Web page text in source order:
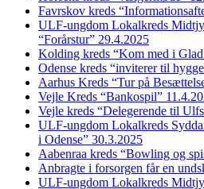
Favrskov kreds
ULF-ungdom Lokalkreds
“Forårstur” 29.4.2025
Kolding kreds “Kom med i
Odense kreds “inviterer til
Aarhus Kreds “Tur på
Vejle Kreds “Bankospil”
Vejle kreds “Delegerende til
ULF-ungdom Lokalkreds
i Odense” 30.3.2025
Aabenraa kreds “Bowling og
Anbragte i forsorgen får en
ULF-ungdom Lokalkreds